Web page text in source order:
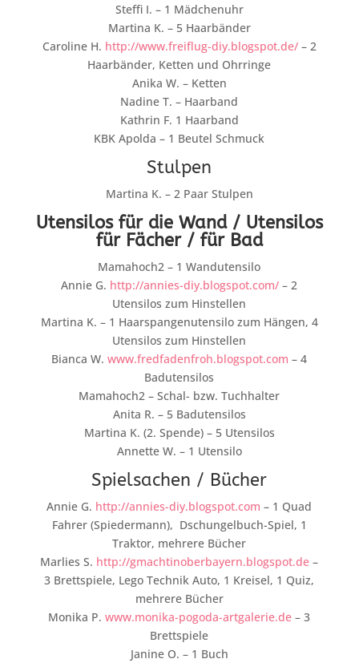
Steffi I. – 1 Mädchenuhr
Martina K. – 5 Haarbänder
Caroline H. http://www.freiflug-diy.blogspot.de/ – 2
Haarbänder, Ketten und Ohrringe
Anika W. – Ketten
Nadine T. – Haarband
Kathrin F. 1 Haarband
KBK Apolda – 1 Beutel Schmuck
Stulpen
Martina K. – 2 Paar Stulpen
Utensilos für die Wand / Utensilos
für Fächer / für Bad
Mamahoch2 – 1 Wandutensilo
Annie G. http://annies-diy.blogspot.com/ – 2
Utensilos zum Hinstellen
Martina K. – 1 Haarspangenutensilo zum Hängen, 4
Utensilos zum Hinstellen
Bianca W.www.fredfadenfroh.blogspot.com – 4
Badutensilos
Mamahoch2 – Schal- bzw. Tuchhalter
Anita R. – 5 Badutensilos
Martina K. (2. Spende) – 5 Utensilos
Annette W. – 1 Utensilo
Spielsachen / Bücher
Annie G. http://annies-diy.blogspot.com – 1 Quad
Fahrer (Spiedermann), Dschungelbuch-Spiel, 1
Traktor, mehrere Bücher
Marlies S. http://gmachtinoberbayern.blogspot.de –
3 Brettspiele, Lego Technik Auto, 1 Kreisel, 1 Quiz,
mehrere Bücher
Monika P.www.monika-pogoda-artgalerie.de– 3
Brettspiele
Janine O. – 1 Buch